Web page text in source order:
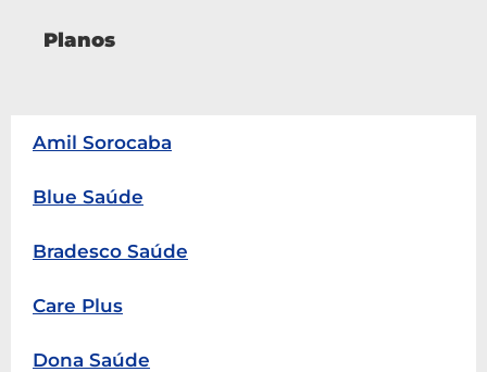
Planos
Amil Sorocaba
Blue Saúde
Bradesco Saúde
Care Plus
Dona Saúde